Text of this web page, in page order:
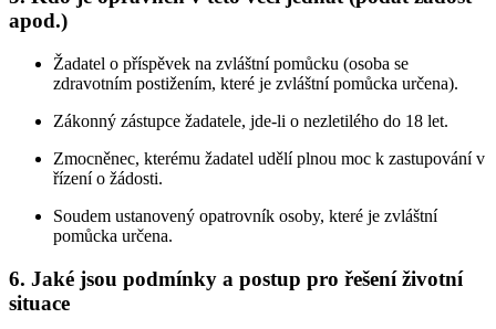
apod.)
Žadatel o příspěvek na zvláštní pomůcku (osoba se
zdravotním postižením, které je zvláštní pomůcka určena).
Zákonný zástupce žadatele, jde-li o nezletilého do 18 let.
Zmocněnec, kterému žadatel udělí plnou moc k zastupování v
řízení o žádosti.
Soudem ustanovený opatrovník osoby, které je zvláštní
pomůcka určena.
6. Jaké jsou podmínky a postup pro řešení životní
situace